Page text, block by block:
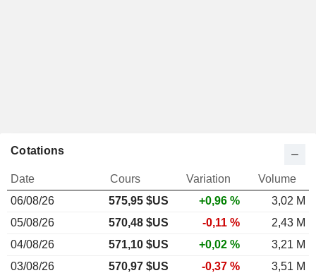
Cotations
Date Cours Variation
Volume
06/08/26
575,95 $US +0,96 %
3,02 M
05/08/26
570,48 $US -0,11 %
2,43 M
04/08/26
571,10 $US +0,02 %
3,21 M
03/08/26
570,97 $US -0,37 %
3,51 M